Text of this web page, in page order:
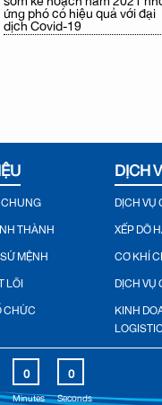
ứng phó có hiệu quả với đại
dịch Covid-19
THÀNH
MỆNH
LÕI
CHỨC
DỊCH
DỊCH VỤ
XẾP DỠ
CƠ KHÍ
DỊCH VỤ
KINH
G.
0
0
Minutes
..
0
0
Seconds